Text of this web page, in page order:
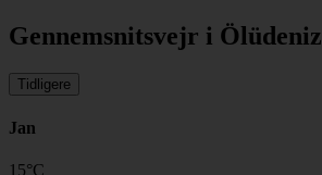
Gennemsnitsvejr i Ölüdeniz
Tidligere
Jan
15°C